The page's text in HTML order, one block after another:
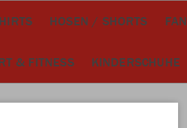
HOSEN / SHORTS
& FITNESS KINDERSCHUHE